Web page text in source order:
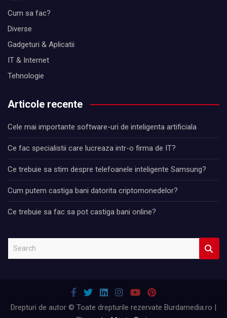
Cum sa fac?
Diverse
Gadgeturi & Aplicatii
IT & Internet
Tehnologie
Articole recente
Cele mai importante software-uri de inteligenta artificiala
Ce fac specialistii care lucreaza intr-o firma de IT?
Ce trebuie sa stim despre telefoanele inteligente Samsung?
Cum putem castiga bani datorita criptomonedelor?
Ce trebuie sa fac sa pot castiga bani online?
hDrepturi de autor © Toate drepturile rezervate Burdamedia.ro |